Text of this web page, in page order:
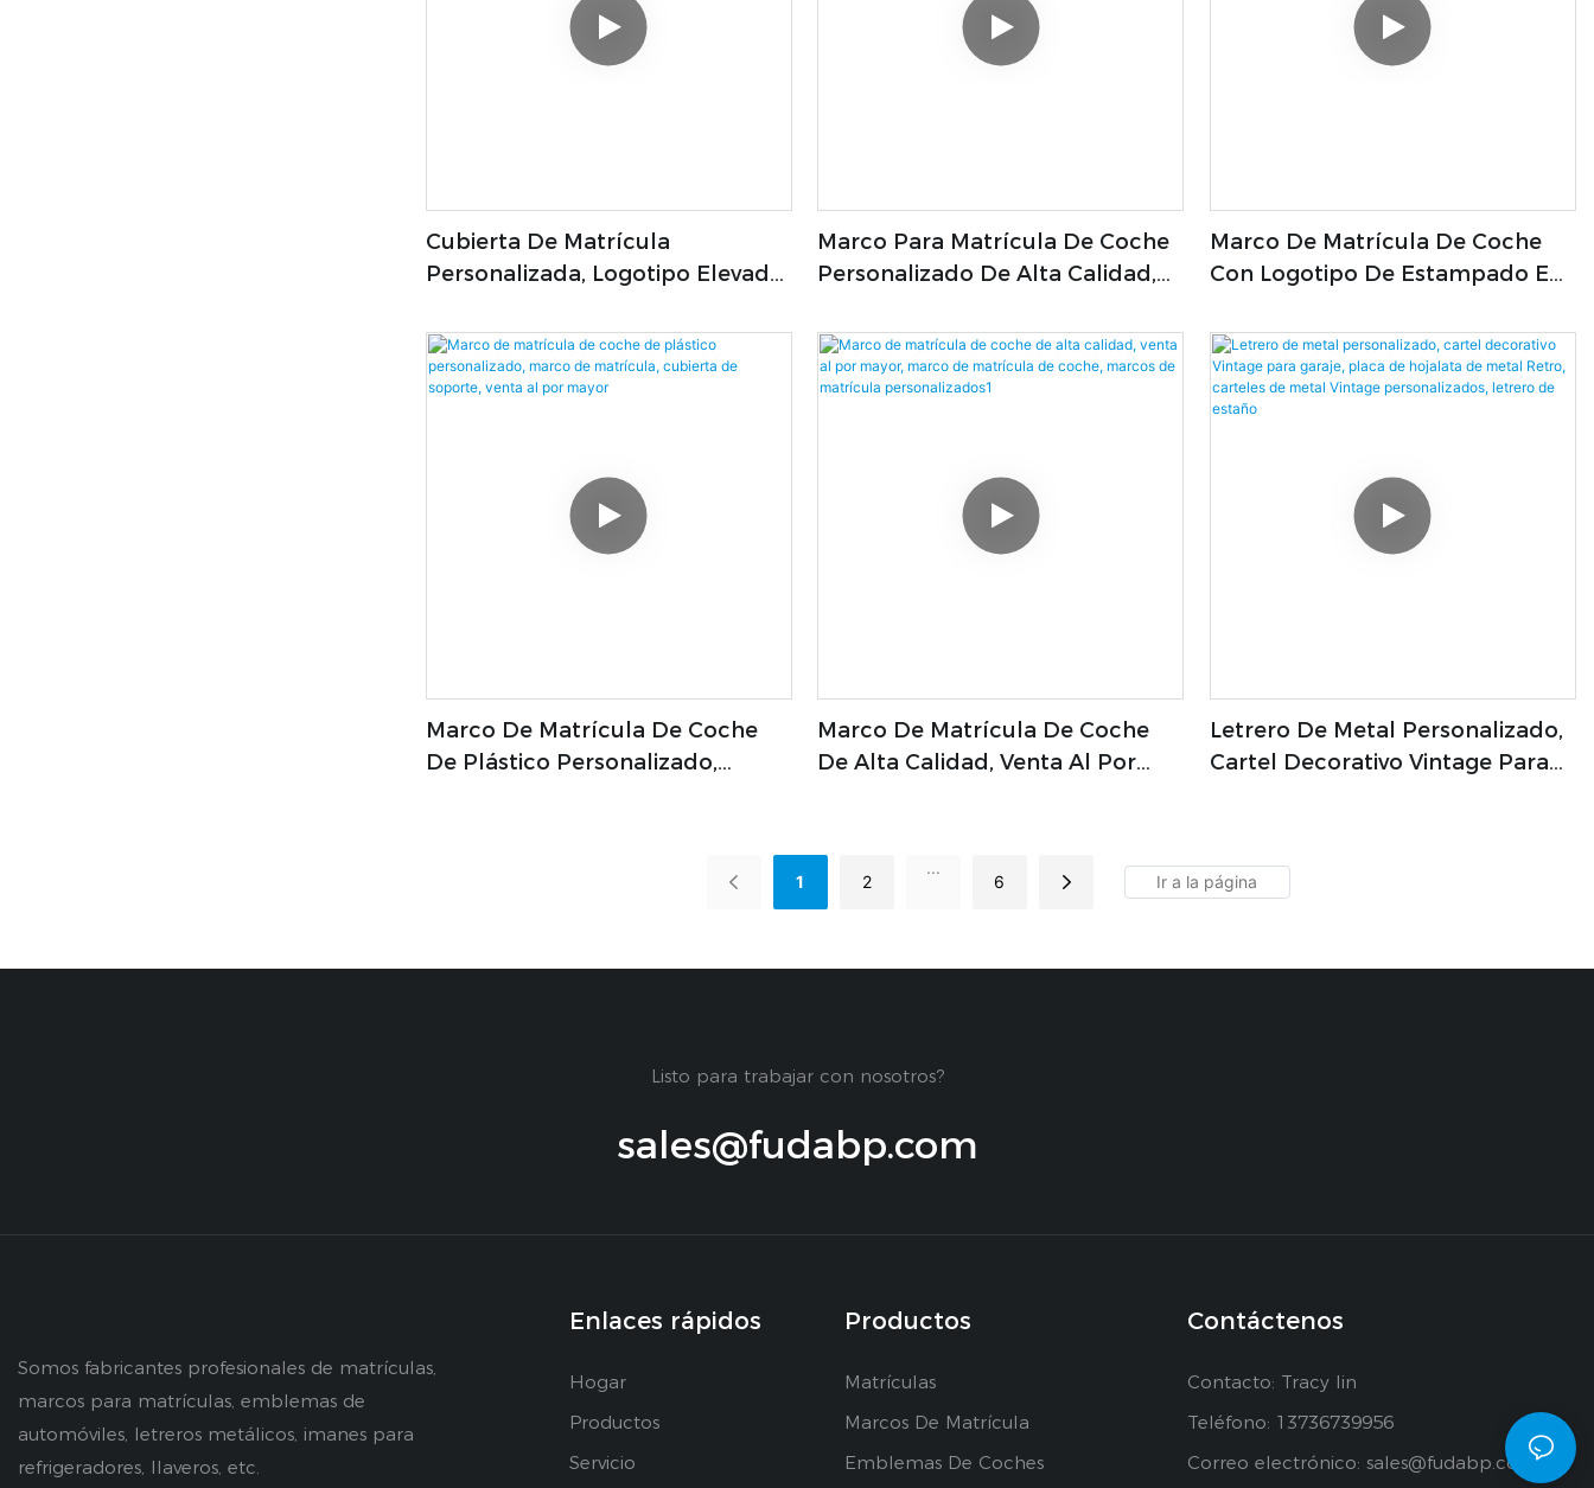
Cubierta De Matrícula
Personalizada, Logotipo Elevado,
Plástico, Marco De Matrícula De
Plástico ABS De Metal, Venta Al
Por Mayor
Marco Para Matrícula De Coche
Personalizado De Alta Calidad,
De Aleación De Zinc/cubierta De
Soporte, Marcos Para Matrícula
Marco De Matrícula De Coche
Con Logotipo De Estampado En
Marco De Matrícula, Cubierta De
Soporte, Marco De Licencia Al
Por Mayor-1725517240923925
Marco De Matrícula De Coche
De Plástico Personalizado,
Marco De Matrícula De Coche
De Alta Calidad, Venta Al Por
Personalizados1
Letrero De Metal Personalizado,
Cartel Decorativo Vintage Para
De Estaño
1 2
...
6
Listo para trabajar con nosotros?
sales@fudabp.com
Somos fabricantes profesionales de matrículas,
marcos para matrículas, emblemas de
automóviles, letreros metálicos, imanes para
refrigeradores, llaveros, etc.
Enlaces rápidos
Hogar
Productos
Servicio
Productos
Matrículas
Marcos De Matrícula
Emblemas De Coches
Contáctenos
Contacto: Tracy lin
Teléfono: 13736739956
Correo electrónico: sales@fudabp.com